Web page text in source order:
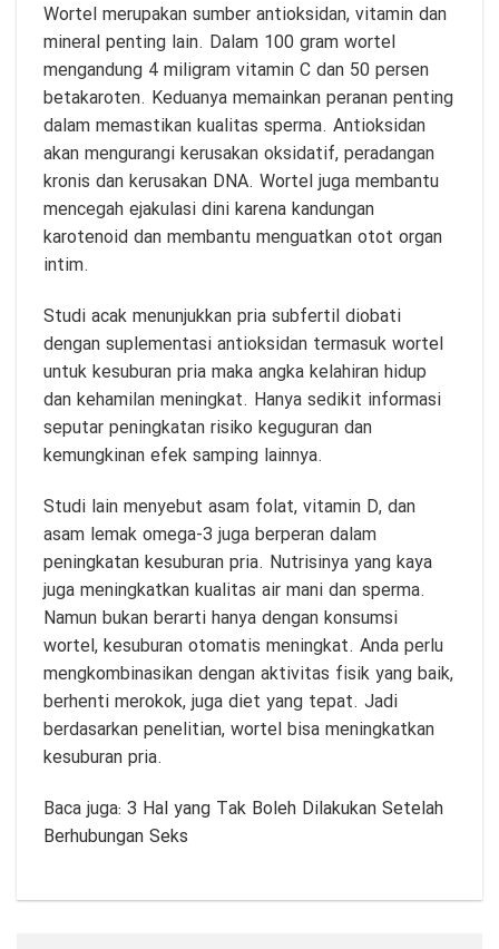
Wortel merupakan sumber antioksidan, vitamin dan
mineral penting lain. Dalam 100 gram wortel
mengandung 4 miligram vitamin C dan 50 persen
betakaroten. Keduanya memainkan peranan penting
dalam memastikan kualitas sperma. Antioksidan
akan mengurangi kerusakan oksidatif, peradangan
kronis dan kerusakan DNA. Wortel juga membantu
mencegah ejakulasi dini karena kandungan
karotenoid dan membantu menguatkan otot organ
intim.
Studi acak menunjukkan pria subfertil diobati
dengan suplementasi antioksidan termasuk wortel
untuk kesuburan pria maka angka kelahiran hidup
dan kehamilan meningkat. Hanya sedikit informasi
seputar peningkatan risiko keguguran dan
kemungkinan efek samping lainnya.
Studi lain menyebut asam folat, vitamin D, dan
asam lemak omega-3 juga berperan dalam
peningkatan kesuburan pria. Nutrisinya yang kaya
juga meningkatkan kualitas air mani dan sperma.
Namun bukan berarti hanya dengan konsumsi
wortel, kesuburan otomatis meningkat. Anda perlu
mengkombinasikan dengan aktivitas fisik yang baik,
berhenti merokok, juga diet yang tepat. Jadi
berdasarkan penelitian, wortel bisa meningkatkan
kesuburan pria.
Baca juga: 3 Hal yang Tak Boleh Dilakukan Setelah
Berhubungan Seks